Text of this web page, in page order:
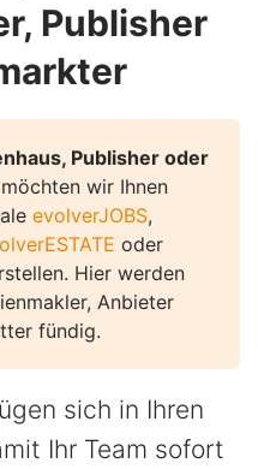
Publisher
Publisher oder
wir Ihnen
evolverJOBS,
oder
Hier werden
Anbieter
fündig.
sich in Ihren
Ihr Team sofort